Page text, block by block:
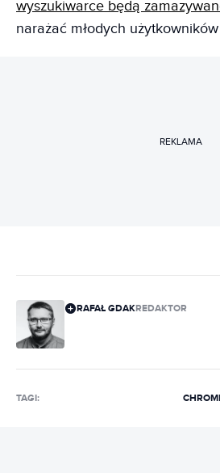
wyszukiwarce będą
narażać młodych
REKLAMA
RAFAŁ GDAKREDAKTOR
TAGI: